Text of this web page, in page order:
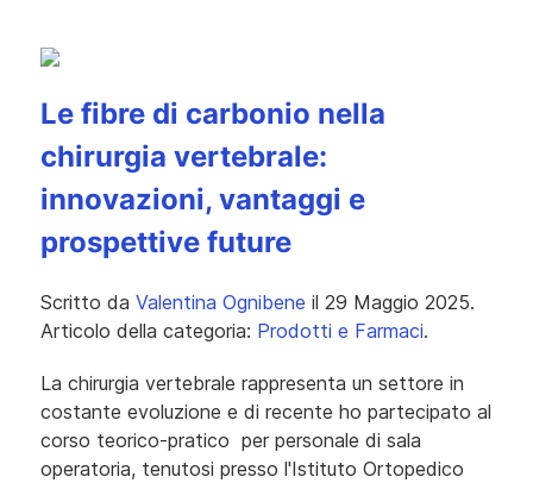
Le fibre di carbonio nella
chirurgia vertebrale:
innovazioni, vantaggi e
prospettive future
Scritto da Valentina Ognibene il 29 Maggio 2025.
Articolo della categoria: Prodotti e Farmaci.
La chirurgia vertebrale rappresenta un settore in
costante evoluzione e di recente ho partecipato al
corso teorico-pratico per personale di sala
operatoria, tenutosi presso l'Istituto Ortopedico